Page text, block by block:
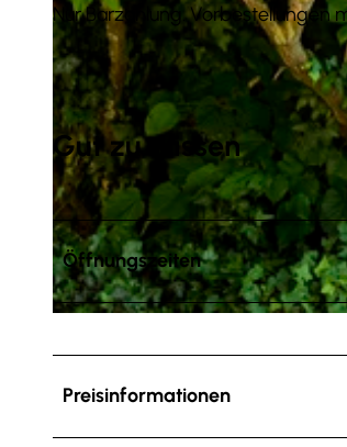
Nur Barzahlung. Vorbestellungen
Gut zu wissen
Öffnungszeiten
Preisinformationen